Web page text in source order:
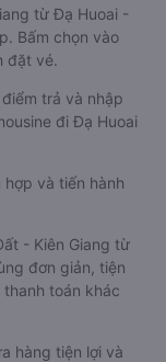
từ Đạ Huoai -
Bấm chọn vào
đặt vé.
trả và nhập
đi Đạ Huoai
và tiến hành
- Kiên Giang từ
đơn giản, tiện
toán khác
hàng tiện lợi và